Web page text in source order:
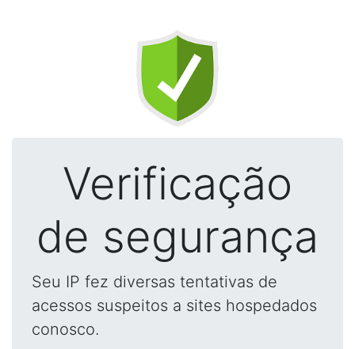
Verificação
de segurança
Seu IP fez diversas tentativas de
acessos suspeitos a sites hospedados
conosco.